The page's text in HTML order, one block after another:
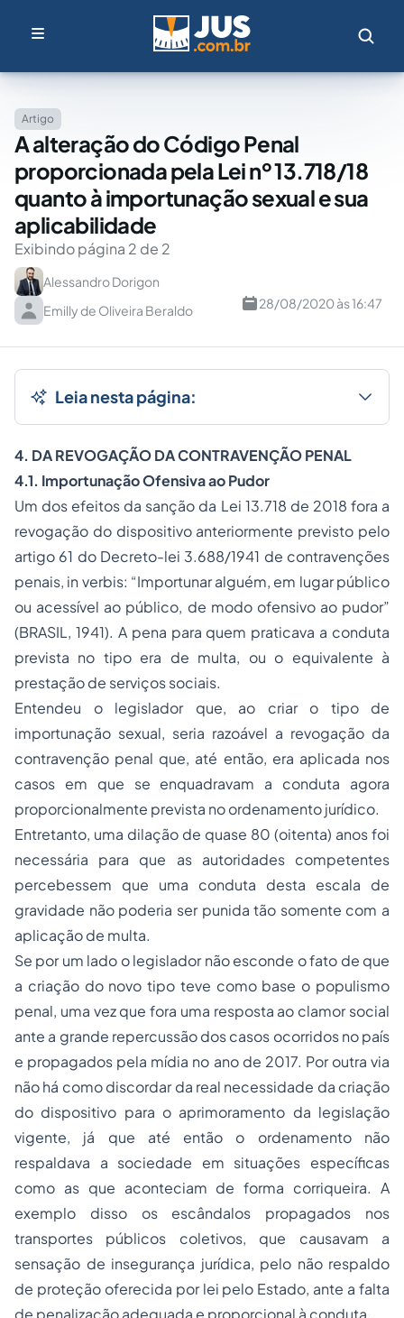
Artigo
A alteração do Código Penal
proporcionada pela Lei nº 13.718/18
quanto à importunação sexual e sua
aplicabilidade
Exibindo página 2 de 2
Alessandro Dorigon
Emilly de Oliveira Beraldo
28/08/2020 às 16:47
Leia nesta página:
4. DA REVOGAÇÃO DA CONTRAVENÇÃO PENAL
4.1. Importunação Ofensiva ao Pudor
Um dos efeitos da sanção da Lei 13.718 de 2018 fora a
revogação do dispositivo anteriormente previsto pelo
artigo 61 do Decreto-lei 3.688/1941 de contravenções
penais, in verbis: “Importunar alguém, em lugar público
ou acessível ao público, de modo ofensivo ao pudor”
(BRASIL, 1941). A pena para quem praticava a conduta
prevista no tipo era de multa, ou o equivalente à
prestação de serviços sociais.
Entendeu o legislador que, ao criar o tipo de
importunação sexual, seria razoável a revogação da
contravenção penal que, até então, era aplicada nos
casos em que se enquadravam a conduta agora
proporcionalmente prevista no ordenamento jurídico.
Entretanto, uma dilação de quase 80 (oitenta) anos foi
necessária para que as autoridades competentes
percebessem que uma conduta desta escala de
gravidade não poderia ser punida tão somente com a
aplicação de multa.
Se por um lado o legislador não esconde o fato de que
a criação do novo tipo teve como base o populismo
penal, uma vez que fora uma resposta ao clamor social
ante a grande repercussão dos casos ocorridos no país
e propagados pela mídia no ano de 2017. Por outra via
não há como discordar da real necessidade da criação
do dispositivo para o aprimoramento da legislação
vigente, já que até então o ordenamento não
respaldava a sociedade em situações específicas
como as que aconteciam de forma corriqueira. A
exemplo disso os escândalos propagados nos
transportes públicos coletivos, que causavam a
sensação de insegurança jurídica, pelo não respaldo
de proteção oferecida por lei pelo Estado, ante a falta
de penalização adequada e proporcional à conduta.